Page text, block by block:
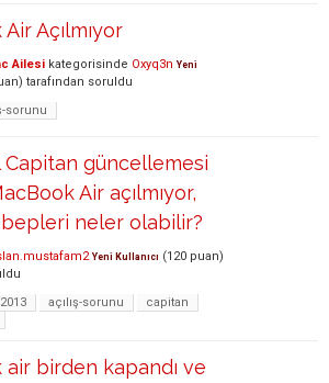
Açılmıyor
Ailesi kategorisinde Oxyq3n Yeni
tarafından soruldu
sorunu
Capitan güncellemesi
Air açılmıyor,
neler olabilir?
Yeni Kullanıcı (120 puan)
açılış-sorunu
capitan
birden kapandı ve